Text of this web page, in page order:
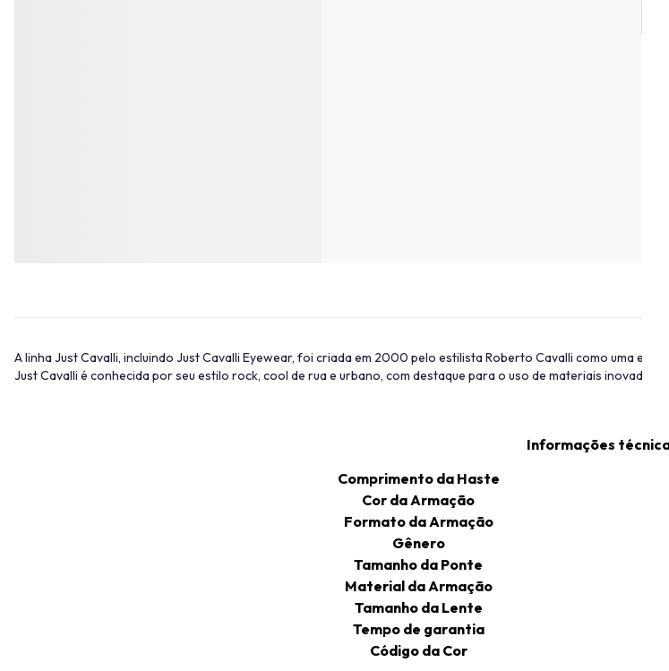
A linha Just Cavalli, incluindo Just Cavalli Eyewear, foi criada em 2000 pelo estilista Roberto Cavalli como uma
Just Cavalli é conhecida por seu estilo rock, cool de rua e urbano, com destaque para o uso de materiais
Informações
Comprimento da Haste
Cor da Armação
Formato da Armação
Gênero
Tamanho da Ponte
Material da Armação
Tamanho da Lente
Tempo de garantia
Código da Cor